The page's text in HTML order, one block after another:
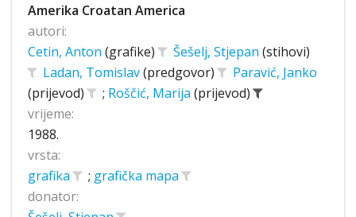
Amerika Croatan America
autori:
Cetin, Anton (grafike) Šešelj, Stjepan (stihovi)
Ladan, Tomislav(predgovor)
Paravić, Janko
(prijevod)
; Roščić, Marija (prijevod)
vrijeme:
1988.
vrsta:
grafika
; grafička mapa
donator: